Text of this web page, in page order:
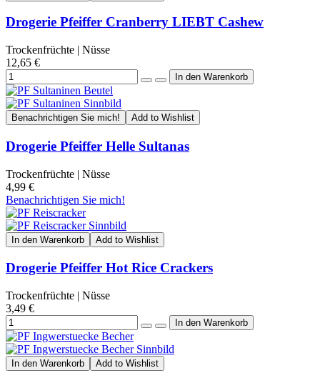
Drogerie Pfeiffer Cranberry LIEBT Cashew
Trockenfrüchte | Nüsse
12,65 €
Benachrichtigen Sie mich! Add to Wishlist
Drogerie Pfeiffer Helle Sultanas
Trockenfrüchte | Nüsse
4,99 €
Benachrichtigen Sie mich!
In den Warenkorb Add to Wishlist
Drogerie Pfeiffer Hot Rice Crackers
Trockenfrüchte | Nüsse
3,49 €
In den Warenkorb Add to Wishlist